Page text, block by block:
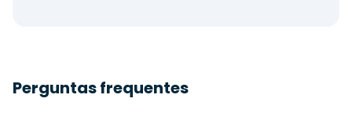
Perguntas frequentes